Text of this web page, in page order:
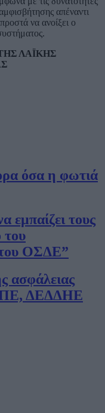
απέναντι
να ανοίξει ο
ΛΑΪΚΗΣ
όσα η φωτιά
εμπαίζει τους
του
ΟΣΔΕ”
ασφάλειας
ΔΕΔΔΗΕ